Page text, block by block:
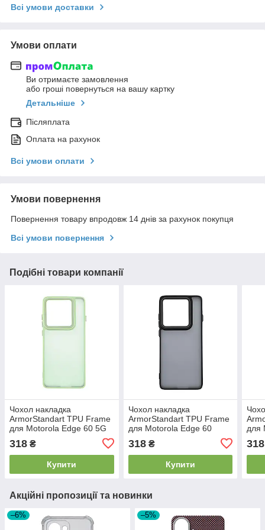
Всі умови доставки
Умови оплати
Ви отримаєте замовлення
або гроші повернуться на вашу картку
Детальніше
Післяплата
Оплата на рахунок
Всі умови оплати
Умови повернення
Повернення товару впродовж 14 днів за рахунок покупця
Всі умови повернення
Подібні товари компанії
Чохол накладка
ArmorStandart TPU Frame
для Motorola Edge 60 5G
Light Green (ARM86090)
318 ₴
Купити
Чохол накладка
ArmorStandart TPU Frame
для Motorola Edge 60
(ARM85600)
318₴
Купити
для
318
Акційні пропозиції та новинки
–6% –5%